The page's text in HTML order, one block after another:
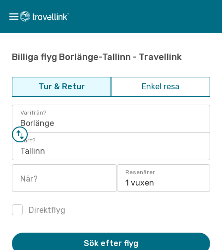
Billiga flyg Borlänge-Tallinn - Travellink
Tur & Retur Enkel resa
Varifrån?
Borlänge
Vart?
Tallinn
När?
Resenärer
1 vuxen
Direktflyg
Sök efter flyg